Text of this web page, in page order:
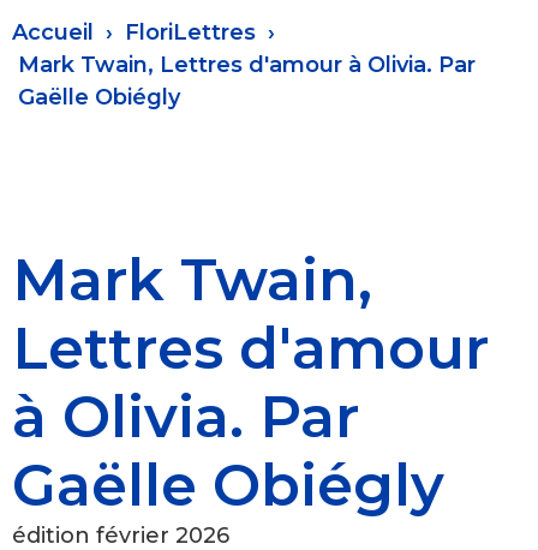
Fil
d'Ariane
Accueil
FloriLettres
Mark Twain, Lettres d'amour à Olivia. Par
Gaëlle Obiégly
Mark Twain,
Lettres d'amour
à Olivia. Par
Gaëlle Obiégly
édition février 2026